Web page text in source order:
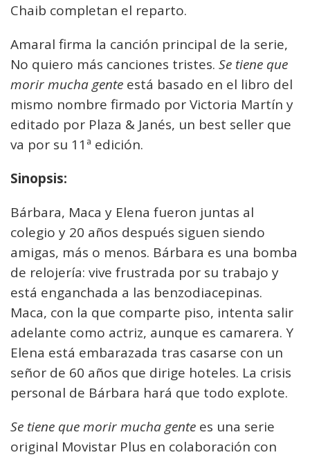
Chaib completan el reparto.
Amaral firma la canción principal de la serie,
No quiero más canciones tristes. Se tiene que
morir mucha gente está basado en el libro del
mismo nombre firmado por Victoria Martín y
editado por Plaza & Janés, un best seller que
va por su 11ª edición.
Sinopsis:
Bárbara, Maca y Elena fueron juntas al
colegio y 20 años después siguen siendo
amigas, más o menos. Bárbara es una bomba
de relojería: vive frustrada por su trabajo y
está enganchada a las benzodiacepinas.
Maca, con la que comparte piso, intenta salir
adelante como actriz, aunque es camarera. Y
Elena está embarazada tras casarse con un
señor de 60 años que dirige hoteles. La crisis
personal de Bárbara hará que todo explote.
Se tiene que morir mucha gente es una serie
original Movistar Plus en colaboración con